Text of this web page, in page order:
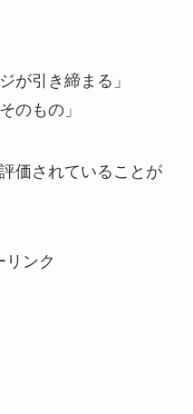
が引き締まる」
のもの」
価されていることが
リンク